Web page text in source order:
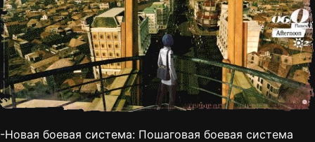
-Новая боевая система: Пошаговая боевая система